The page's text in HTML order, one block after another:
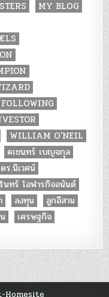
MY BLOG
WILLIAM O'NEIL
คเชนทร์ เบญจกุล
ดร.นิเวศน์
นทร์ โอฬารกิจอนันต์
ลงทุน
ลูกอีสาน
เศรษฐกิจ
Homesite